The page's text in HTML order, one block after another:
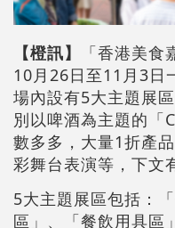
【橙訊】
「香港美
10月26日至11月3日
場內設有5大主題展
別以啤酒為主題的
數多多，大量1折產
彩舞台表演等，下文
5大主題展區包括：
區」、「餐飲用具